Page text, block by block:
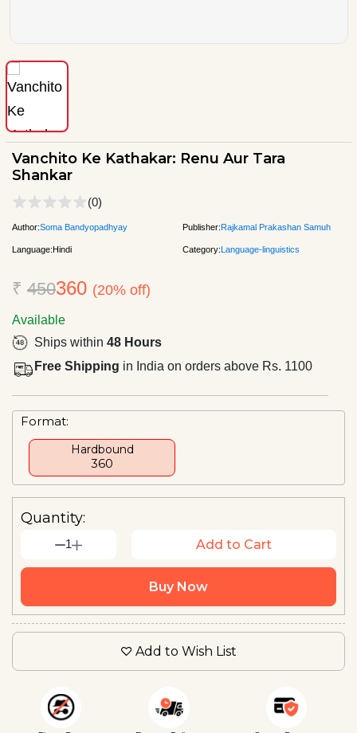
Vanchito Ke Kathakar: Renu Aur Tara
Shankar
(0)
Author:Soma Bandyopadhyay Publisher:Rajkamal Prakashan Samuh
Language:Hindi Category:Language-linguistics
₹ 450360 (20% off)
Available
Ships within 48 Hours
Free Shipping in India on orders above Rs. 1100
Format:
Hardbound
₹360
Quantity:
1 Add to Cart
Buy Now
Add to Wish List